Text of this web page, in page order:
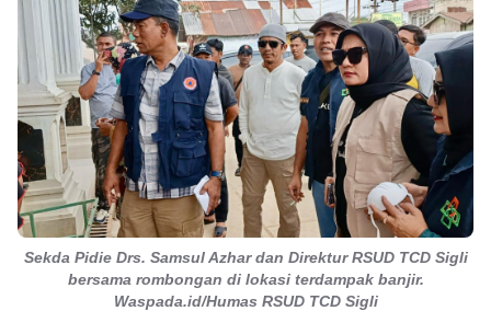
Sekda Pidie Drs. Samsul Azhar dan Direktur RSUD TCD Sigli
bersama rombongan di lokasi terdampak banjir.
Waspada.id/Humas RSUD TCD Sigli